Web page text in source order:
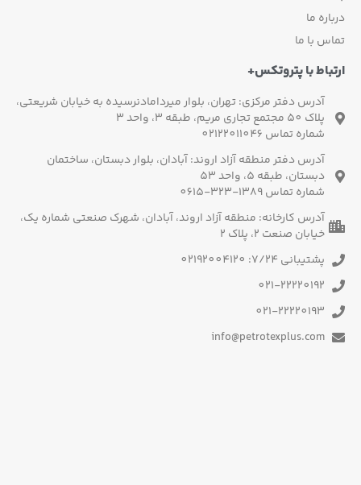
ما
با ما
با پتروتکس+
آدرس دفتر مرکزی: تهران، بلوار میردامادنرسیده به خیابان شریعتی،
پلاک 50 مجتمع تجاری مریم، طبقه 3، واحد 3
شماره تماس 02122011046
آدرس دفتر منطقه آزاد اروند: آبادان، بلوار دبستان، ساختمان
دبستان، طبقه 5، واحد 53
شماره تماس 1389-323-0615
آدرس کارخانه: منطقه آزاد اروند، آبادان، شهرک صنعتی شماره یک،
خیابان صنعت 2، پلاک 2
پشتیبانی 7/24: 02192004120
021-22220192
021-22220193
info@petrotexplus.com